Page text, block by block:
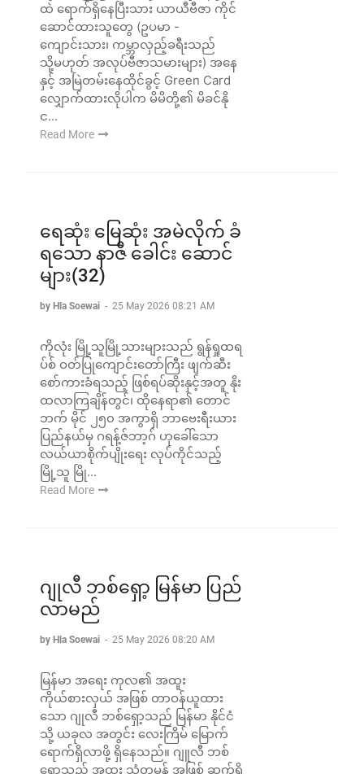
ထဲ ရောက်ရှိနေပြီးသား ယာယီဗီဇာ ကိုင်
ဆောင်ထားသူတွေ (ဥပမာ -
ကျောင်းသား၊ ကမ္ဘာလှည့်ခရီးသည်
သို့မဟုတ် အလုပ်ဗီဇာသမားများ) အနေ
နှင့် အမြဲတမ်းနေထိုင်ခွင့် Green Card
လျှောက်ထားလိုပါက မိမိတို့၏ မိခင်နို
င...
Read More
ရေဆုံး မြေဆုံး အမဲလိုက် ခံ
ရသော နာဇီ ခေါင်း ‌ဆောင်
များ(32)
by Hla Soewai - 25 May 2026 08:21 AM
ကိုလုံး မြို့သူမြို့သားများသည် ရွန်ရှုထရ
ပ်စ် ဝတ်ပြုကျောင်းတော်ကြီး ဖျက်ဆီး
စော်ကားခံရသည့် ဖြစ်ရပ်ဆိုးနှင့်အတူ နိုး
ထလာကြချိန်တွင်၊ ထိုနေရာ၏ တောင်
ဘက် မိုင် ၂၅၀ အကွာရှိ ဘာဗေးရီးယား
ပြည်နယ်မှ ဂရန့်ဇ်ဘာ့ဂ် ဟုခေါ်သော
လယ်ယာစိုက်ပျိုးရေး လုပ်ကိုင်သည့်
မြို့သူ မြို...
Read More
ဂျုလီ ဘစ်ရှော့ မြန်မာ ပြည်
လာမည်
by Hla Soewai - 25 May 2026 08:20 AM
မြန်မာ အရေး ကုလ၏ အထူး
ကိုယ်စားလှယ် အဖြစ် တာဝန်ယူထား
သော ဂျုလီ ဘစ်ရှော့သည် မြန်မာ နိုင်ငံ
သို့ ယခုလ အတွင်း လေးကြိမ် မြောက်
ရောက်ရှိလာဖို့ ရှိနေသည်။ ဂျူလီ ဘစ်
ရှော့သည် အထူး သံတမန် အဖြစ် ဆက်ရှိ